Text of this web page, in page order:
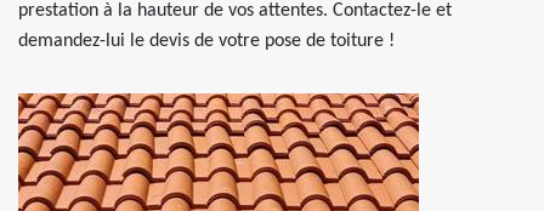
prestation à la hauteur de vos attentes. Contactez-le et
demandez-lui le devis de votre pose de toiture !